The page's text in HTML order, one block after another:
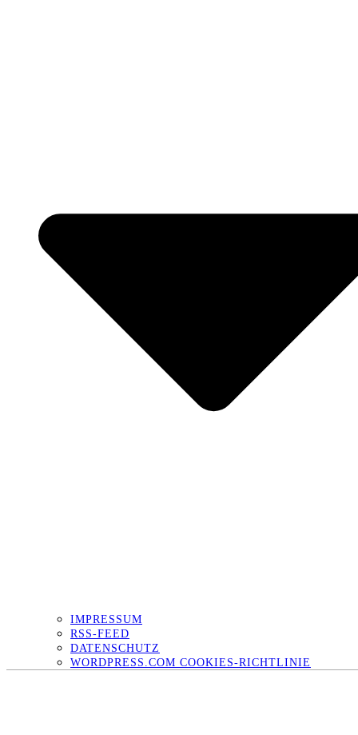
IMPRESSUM
RSS-FEED
DATENSCHUTZ
WORDPRESS.COM COOKIES-RICHTLINIE